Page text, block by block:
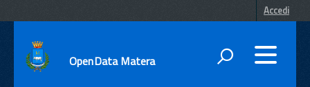
Accedi
OpenData Matera